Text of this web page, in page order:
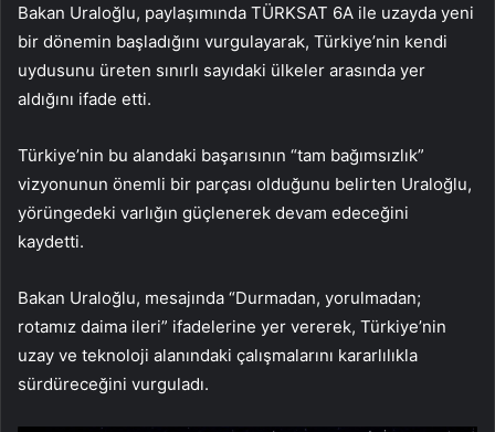
Bakan Uraloğlu, paylaşımında TÜRKSAT 6A ile uzayda yeni
bir dönemin başladığını vurgulayarak, Türkiye’nin kendi
uydusunu üreten sınırlı sayıdaki ülkeler arasında yer
aldığını ifade etti.
Türkiye’nin bu alandaki başarısının “tam bağımsızlık”
vizyonunun önemli bir parçası olduğunu belirten Uraloğlu,
yörüngedeki varlığın güçlenerek devam edeceğini
kaydetti.
Bakan Uraloğlu, mesajında “Durmadan, yorulmadan;
rotamız daima ileri” ifadelerine yer vererek, Türkiye’nin
uzay ve teknoloji alanındaki çalışmalarını kararlılıkla
sürdüreceğini vurguladı.